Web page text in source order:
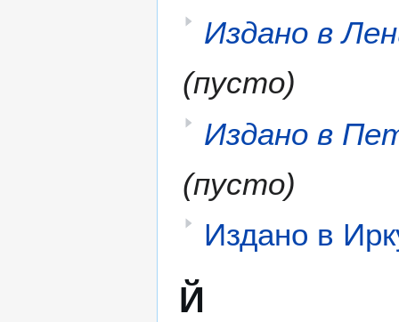
Издано в
(пусто)
Издано в
(пусто)
Издано в
Й